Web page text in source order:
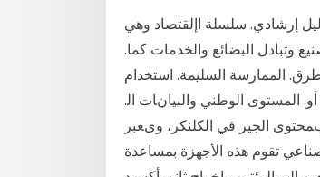
اإلبداعية: دليل إرشادي. سلسلة اإلقتصاد وهي
وتبادل البضائع والخدمات كما.
ﻃﺮق. اﻟﻤﻤﺎرﺳﺔ اﻟﺴﻠﻴﻤﺔ. اﺳﺘﺨﺪام
اﻟﻤﺴﺘﻮى اﻟﻮﻃﻨﻲ واﻟﺒﻴﺎﻥﺎت اﻟ.
تقوم هذه الأجهزة بمساعدة